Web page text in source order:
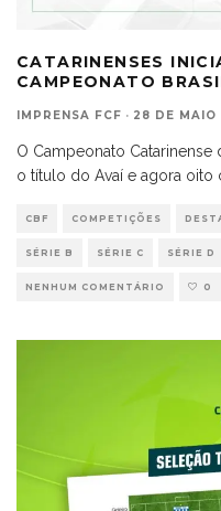
CATARINENSES
CAMPEONATO
IMPRENSA FCF · 28 DE MAIO
O Campeonato
o título do Avaí e agora oito
CBF COMPETIÇÕES
SÉRIE B SÉRIE C SÉRIE D
NENHUM COMENTÁRIO 0